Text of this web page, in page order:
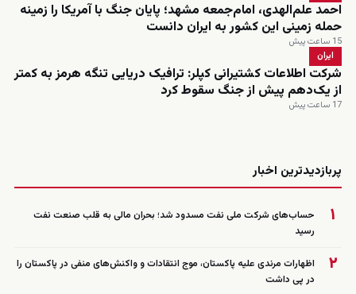
احمد علم‌الهدی، امام‌جمعه مشهد؛ پایان جنگ با آمریکا را زمینه
حمله زمینی این کشور به ایران دانست
15 ساعت پیش
ایران
شرکت اطلاعات کشتیرانی کپلر: ترافیک دریایی تنگه هرمز به کمتر
از یک‌دهم پیش از جنگ سقوط کرد
17 ساعت پیش
پربازدیدترین اخبار
۱
حساب‌های شرکت ملی نفت مسدود شد؛ بحران مالی به قلب صنعت نفت
رسید
۲
اظهارات مرندی علیه پاکستان، موج انتقادات و واکنش‌های منفی در پاکستان را
در پی داشت